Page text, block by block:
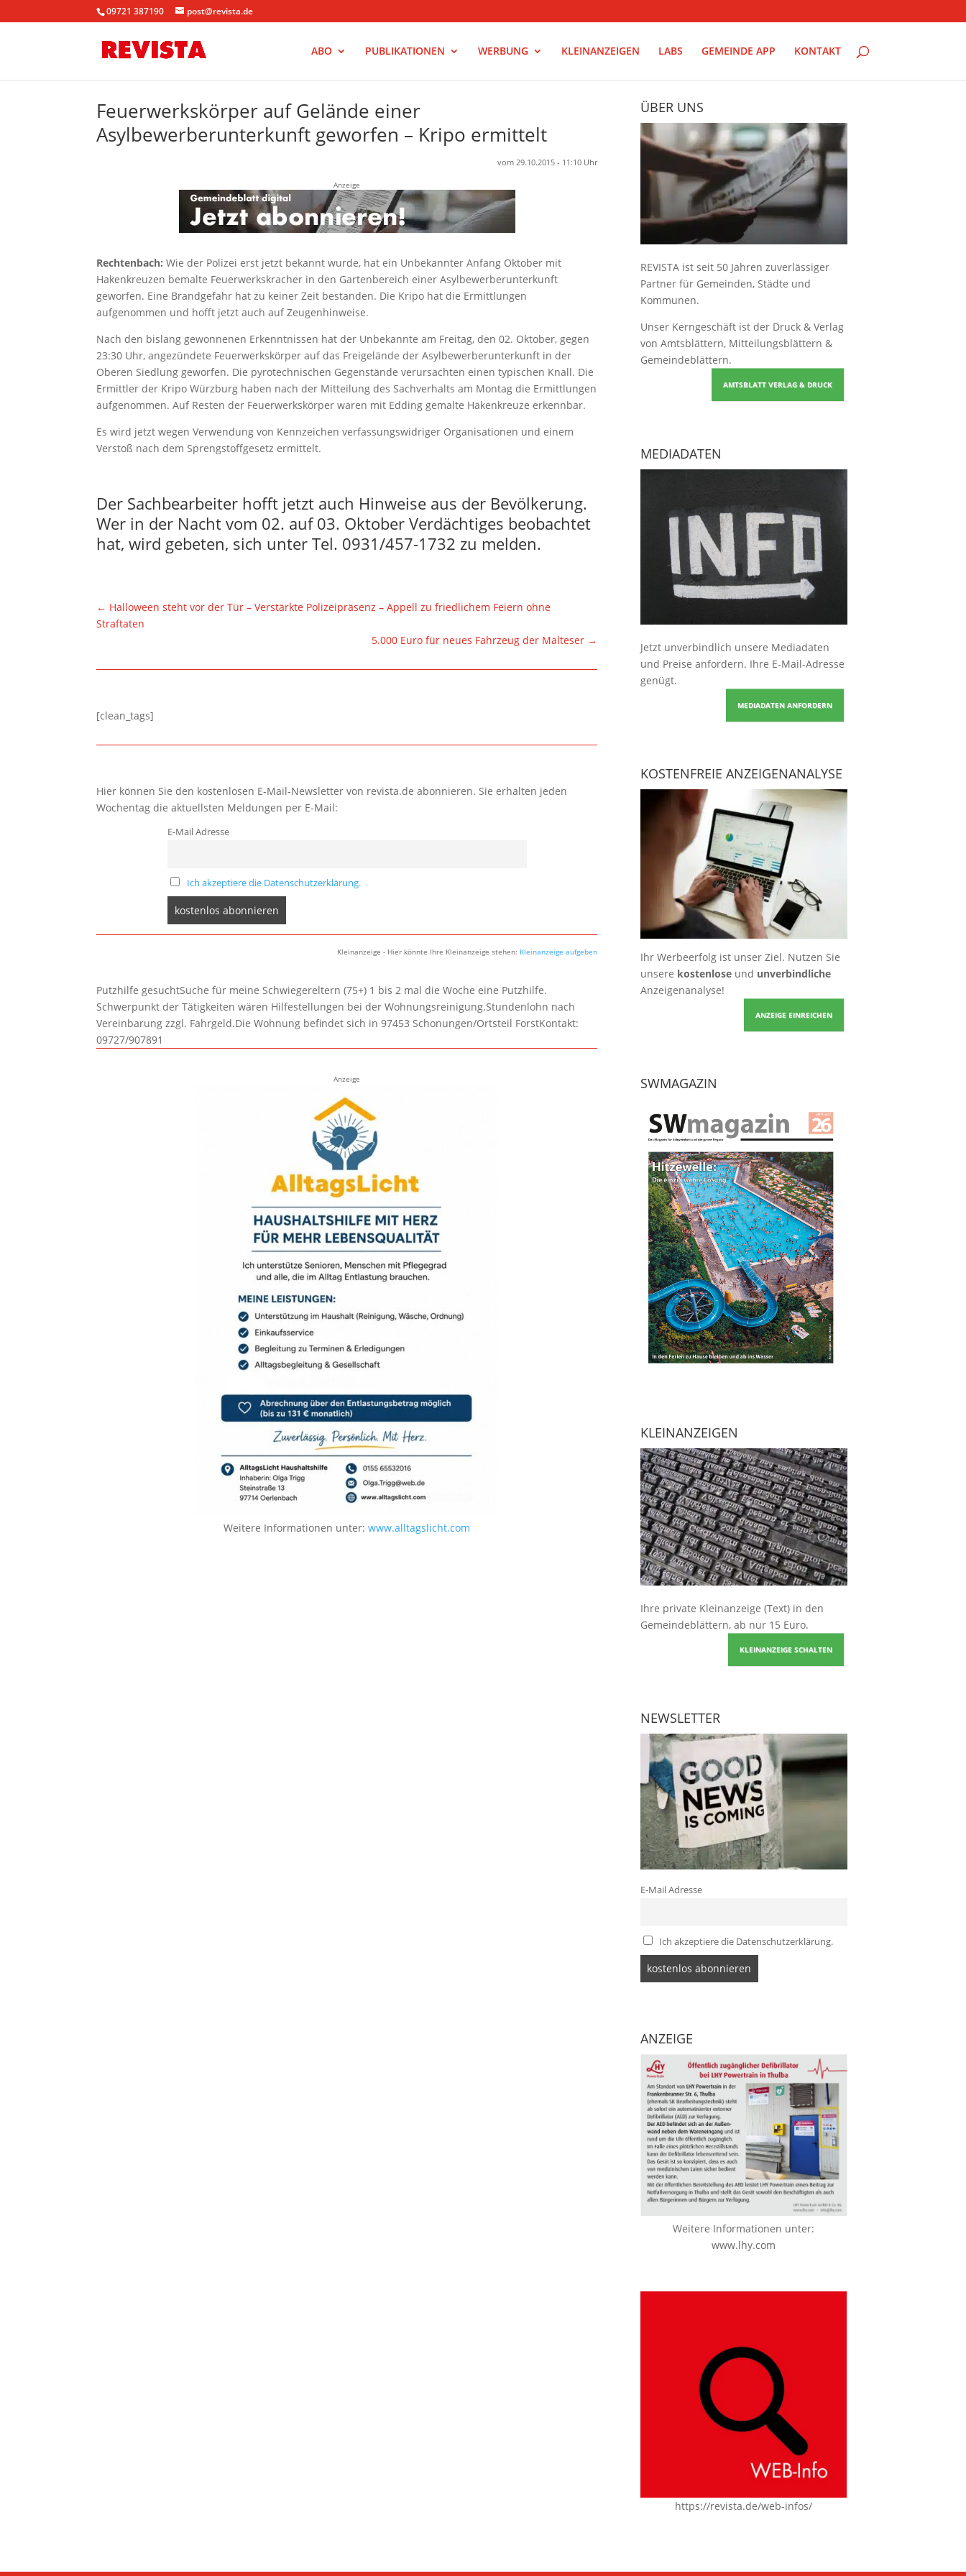
09721 387190 post@revista.de
ABO PUBLIKATIONEN WERBUNG KLEINANZEIGEN LABS GEMEINDE APP KONTAKT
Feuerwerkskörper auf Gelände einer
Asylbewerberunterkunft geworfen – Kripo ermittelt
vom 29.10.2015 - 11:10 Uhr
Anzeige
Rechtenbach:Wie der Polizei erst jetzt bekannt wurde, hat ein Unbekannter Anfang Oktober mit
Hakenkreuzen bemalte Feuerwerkskracher in den Gartenbereich einer Asylbewerberunterkunft
geworfen. Eine Brandgefahr hat zu keiner Zeit bestanden. Die Kripo hat die Ermittlungen
aufgenommen und hofft jetzt auch auf Zeugenhinweise.
Nach den bislang gewonnenen Erkenntnissen hat der Unbekannte am Freitag, den 02. Oktober, gegen
23:30 Uhr, angezündete Feuerwerkskörper auf das Freigelände der Asylbewerberunterkunft in der
Oberen Siedlung geworfen. Die pyrotechnischen Gegenstände verursachten einen typischen Knall. Die
Ermittler der Kripo Würzburg haben nach der Mitteilung des Sachverhalts am Montag die Ermittlungen
aufgenommen. Auf Resten der Feuerwerkskörper waren mit Edding gemalte Hakenkreuze erkennbar.
Es wird jetzt wegen Verwendung von Kennzeichen verfassungswidriger Organisationen und einem
Verstoß nach dem Sprengstoffgesetz ermittelt.
Der Sachbearbeiter hofft jetzt auch Hinweise aus der Bevölkerung.
Wer in der Nacht vom 02. auf 03. Oktober Verdächtiges beobachtet
hat, wird gebeten, sich unter Tel. 0931/457-1732 zu melden.
← Halloween steht vor der Tür – Verstärkte Polizeipräsenz – Appell zu friedlichem Feiern ohne
Straftaten
5.000 Euro für neues Fahrzeug der Malteser →
[clean_tags]
Hier können Sie den kostenlosen E-Mail-Newsletter von revista.de abonnieren. Sie erhalten jeden
Wochentag die aktuellsten Meldungen per E-Mail:
E-Mail Adresse
Ich akzeptiere die Datenschutzerklärung.
Kleinanzeige - Hier könnte Ihre Kleinanzeige stehen: Kleinanzeige aufgeben
Putzhilfe gesuchtSuche für meine Schwiegereltern (75+) 1 bis 2 mal die Woche eine Putzhilfe.
Schwerpunkt der Tätigkeiten wären Hilfestellungen bei der Wohnungsreinigung.Stundenlohn nach
Vereinbarung zzgl. Fahrgeld.Die Wohnung befindet sich in 97453 Schonungen/Ortsteil ForstKontakt:
09727/907891
Anzeige
Weitere Informationen unter:www.alltagslicht.com
ÜBER UNS
REVISTA ist seit 50 Jahren zuverlässiger
Partner für Gemeinden, Städte und
Kommunen.
Unser Kerngeschäft ist der Druck & Verlag
von Amtsblättern, Mitteilungsblättern &
Gemeindeblättern.
AMTSBLATT VERLAG & DRUCK
MEDIADATEN
Jetzt unverbindlich unsere Mediadaten
und Preise anfordern. Ihre E-Mail-Adresse
genügt.
MEDIADATEN ANFORDERN
KOSTENFREIE ANZEIGENANALYSE
Ihr Werbeerfolg ist unser Ziel. Nutzen Sie
unsere kostenloseund unverbindliche
Anzeigenanalyse!
ANZEIGE EINREICHEN
SWMAGAZIN
KLEINANZEIGEN
Ihre private Kleinanzeige (Text) in den
Gemeindeblättern, ab nur 15 Euro.
KLEINANZEIGE SCHALTEN
NEWSLETTER
E-Mail Adresse
Ich akzeptiere die Datenschutzerklärung.
ANZEIGE
Weitere Informationen unter:
www.lhy.com
https://revista.de/web-infos/